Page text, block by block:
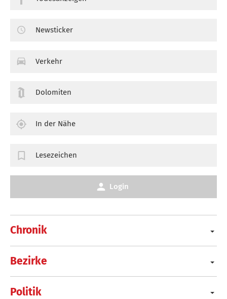
Chronik
Bezirke
Politik
Newsticker
Verkehr
Dolomiten
In der Nähe
Lesezeichen
Login